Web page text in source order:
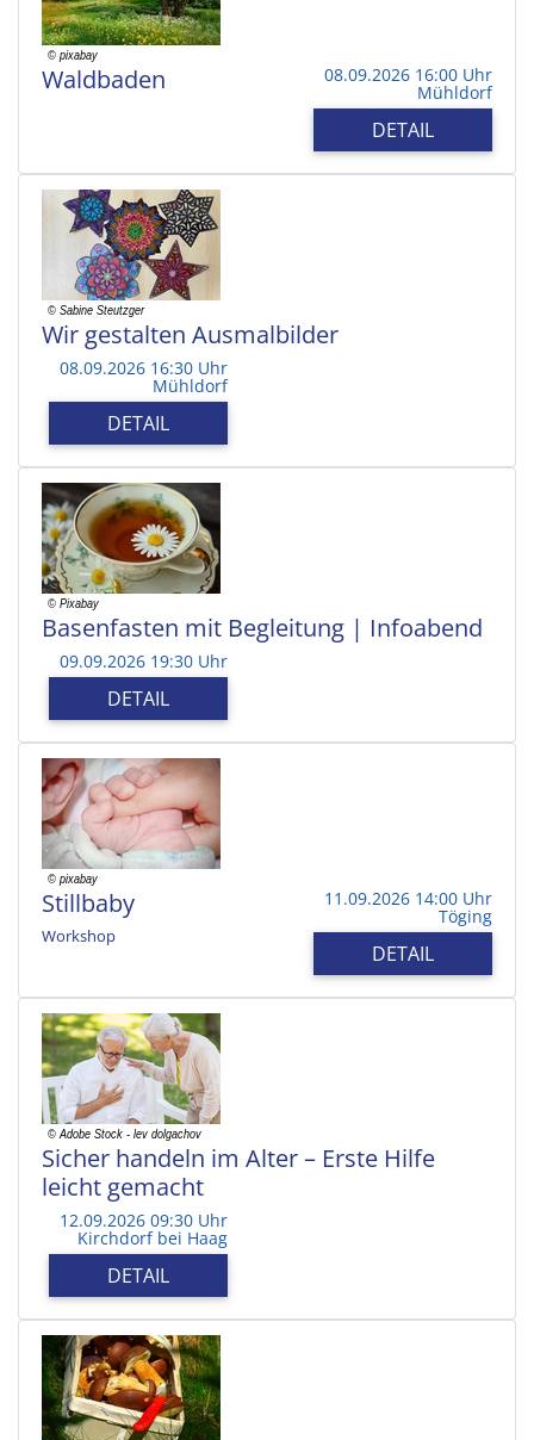
Waldbaden 08.09.2026 16:00 Uhr
Mühldorf
DETAIL
Wir gestalten Ausmalbilder
08.09.2026 16:30 Uhr
Mühldorf
DETAIL
Basenfasten mit Begleitung | Infoabend
09.09.2026 19:30 Uhr
DETAIL
Stillbaby
Workshop
11.09.2026 14:00 Uhr
Töging
DETAIL
Sicher handeln im Alter – Erste Hilfe
leicht gemacht
12.09.2026 09:30 Uhr
Kirchdorf bei Haag
DETAIL